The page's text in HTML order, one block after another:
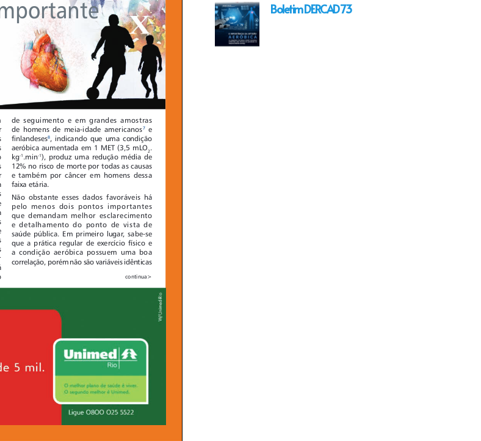
Boletim DERCAD 73